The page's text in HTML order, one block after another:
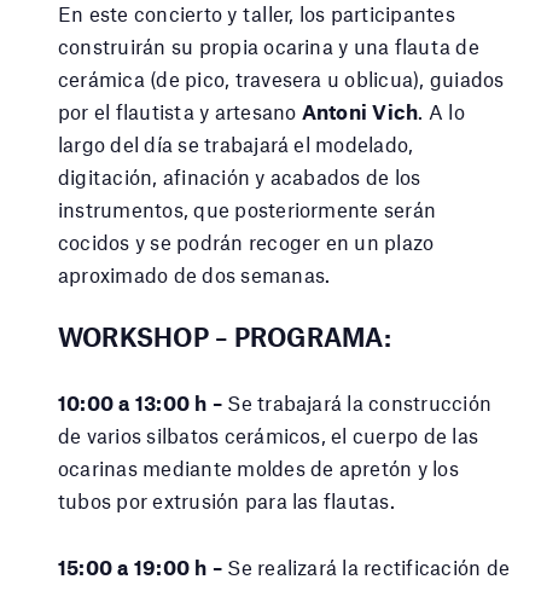
En este concierto y taller, los participantes
construirán su propia ocarina y una flauta de
cerámica (de pico, travesera u oblicua), guiados
por el flautista y artesano Antoni Vich. A lo
largo del día se trabajará el modelado,
digitación, afinación y acabados de los
instrumentos, que posteriormente serán
cocidos y se podrán recoger en un plazo
aproximado de dos semanas.
WORKSHOP – PROGRAMA:
10:00 a 13:00 h – Se trabajará la construcción
de varios silbatos cerámicos, el cuerpo de las
ocarinas mediante moldes de apretón y los
tubos por extrusión para las flautas.
15:00 a 19:00 h – Se realizará la rectificación de